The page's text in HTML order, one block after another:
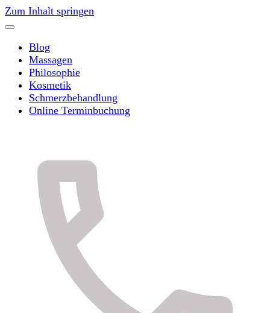
Zum Inhalt springen
Blog
Massagen
Philosophie
Kosmetik
Schmerzbehandlung
Online Terminbuchung